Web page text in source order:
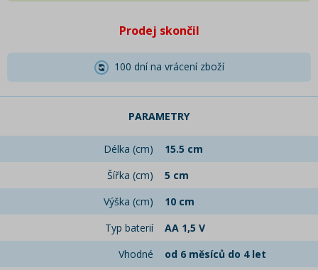
Prodej skončil
100 dní na vrácení zboží
PARAMETRY
Délka (cm)
15.5 cm
Šířka (cm)
5 cm
Výška (cm)
10 cm
Typ baterií
AA 1,5 V
Vhodné
od 6 měsíců do 4 let